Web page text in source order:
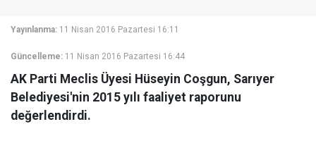
Yayınlanma: 11 Nisan 2016 Pazartesi 16:11
Güncelleme: 11 Nisan 2016 Pazartesi 16:44
AK Parti Meclis Üyesi Hüseyin Coşgun, Sarıyer
Belediyesi'nin 2015 yılı faaliyet raporunu
değerlendirdi.